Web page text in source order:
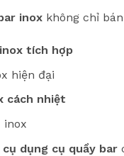
inox không chỉ
tích hợp
hiện đại
cách nhiệt
inox
dụng cụ quầy bar